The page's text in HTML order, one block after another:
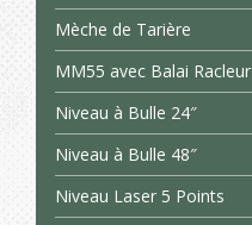
Mèche de Tarière
MM55 avec Balai Racleur
Niveau à Bulle 24″
Niveau à Bulle 48″
Niveau Laser 5 Points